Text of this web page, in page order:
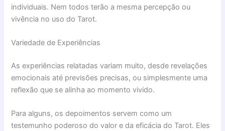
individuais. Nem todos terão a mesma percepção ou
vivência no uso do Tarot.
Variedade de Experiências
As experiências relatadas variam muito, desde revelações
emocionais até previsões precisas, ou simplesmente uma
reflexão que se alinha ao momento vivido.
Para alguns, os depoimentos servem como um
testemunho poderoso do valor e da eficácia do Tarot. Eles